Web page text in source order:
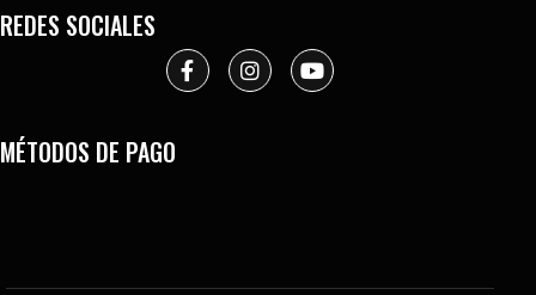
REDES SOCIALES
MÉTODOS DE PAGO